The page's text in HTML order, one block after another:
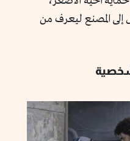
إلى المصنع ليعرف من